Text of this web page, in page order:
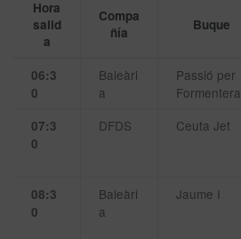
Hora
salid
a
Compa
ñía
Buque
06:3
0
Baleàri
a
Passió per
Formentera
07:3
0
DFDS Ceuta Jet
08:3
0
Baleàri
a
Jaume I